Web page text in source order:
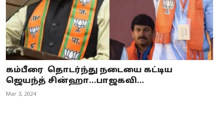
கம்பீரை தொடர்ந்து நடையை கட்டிய
ஜெயந்த் சின்ஹா...பாஜகவி...
Mar 3, 2024